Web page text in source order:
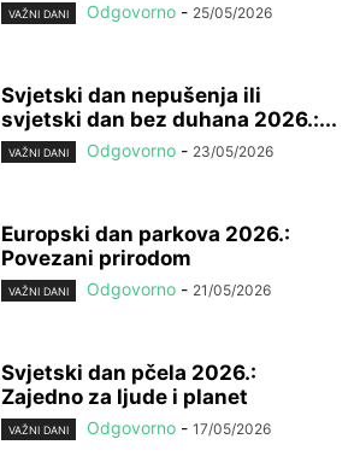
VAŽNI DANI Odgovorno - 25/05/2026
Svjetski dan nepušenja ili
svjetski dan bez duhana 2026.:...
VAŽNI DANI Odgovorno - 23/05/2026
Europski dan parkova 2026.:
Povezani prirodom
VAŽNI DANI Odgovorno - 21/05/2026
Svjetski dan pčela 2026.:
Zajedno za ljude i planet
VAŽNI DANI Odgovorno - 17/05/2026